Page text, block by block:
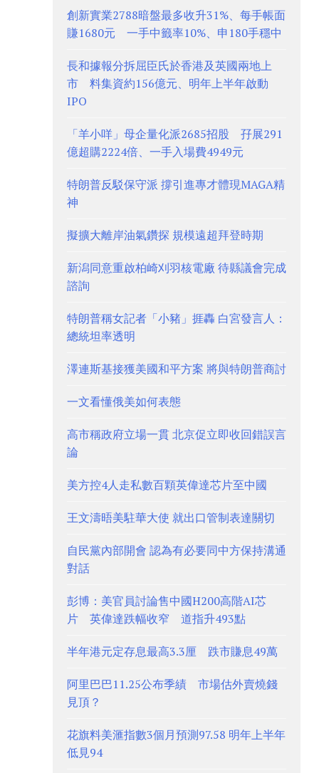
創新實業2788暗盤最多收升31%、每手帳面
賺1680元 一手中籤率10%、申180手穩中
長和據報分拆屈臣氏於香港及英國兩地上
市 料集資約156億元、明年上半年啟動
IPO
「羊小咩」母企量化派2685招股 孖展291
億超購2224倍、一手入場費4949元
特朗普反駁保守派 撐引進專才體現MAGA精
神
擬擴大離岸油氣鑽探 規模遠超拜登時期
新潟同意重啟柏崎刈羽核電廠 待縣議會完成
諮詢
特朗普稱女記者「小豬」捱轟 白宮發言人：
總統坦率透明
澤連斯基接獲美國和平方案 將與特朗普商討
一文看懂俄美如何表態
高市稱政府立場一貫 北京促立即收回錯誤言
論
美方控4人走私數百顆英偉達芯片至中國
王文濤晤美駐華大使 就出口管制表達關切
自民黨內部開會 認為有必要同中方保持溝通
對話
彭博：美官員討論售中國H200高階AI芯
片 英偉達跌幅收窄 道指升493點
半年港元定存息最高3.3厘 跌市賺息49萬
阿里巴巴11.25公布季績 市場估外賣燒錢
見頂？
花旗料美滙指數3個月預測97.58 明年上半年
低見94